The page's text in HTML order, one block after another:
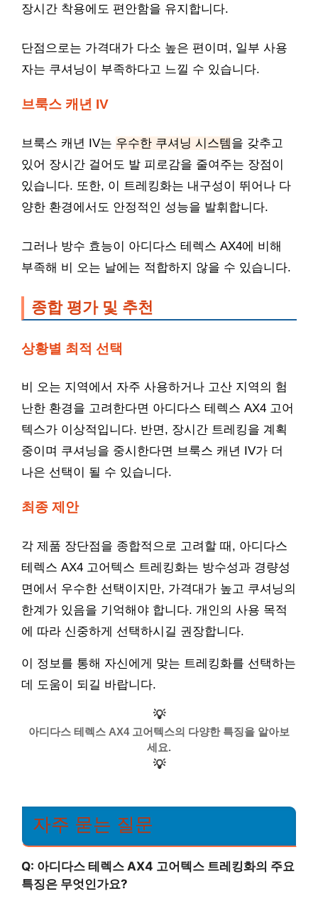
장시간 착용에도 편안함을 유지합니다.
단점으로는 가격대가 다소 높은 편이며, 일부 사용
자는 쿠셔닝이 부족하다고 느낄 수 있습니다.
브룩스 캐년 IV
브룩스 캐년 IV는 우수한 쿠셔닝 시스템을 갖추고
있어 장시간 걸어도 발 피로감을 줄여주는 장점이
있습니다. 또한, 이 트레킹화는 내구성이 뛰어나 다
양한 환경에서도 안정적인 성능을 발휘합니다.
그러나 방수 효능이 아디다스 테렉스 AX4에 비해
부족해 비 오는 날에는 적합하지 않을 수 있습니다.
종합 평가 및 추천
상황별 최적 선택
비 오는 지역에서 자주 사용하거나 고산 지역의 험
난한 환경을 고려한다면 아디다스 테렉스 AX4 고어
텍스가 이상적입니다. 반면, 장시간 트레킹을 계획
중이며 쿠셔닝을 중시한다면 브룩스 캐년 IV가 더
나은 선택이 될 수 있습니다.
최종 제안
각 제품 장단점을 종합적으로 고려할 때, 아디다스
테렉스 AX4 고어텍스 트레킹화는 방수성과 경량성
면에서 우수한 선택이지만, 가격대가 높고 쿠셔닝의
한계가 있음을 기억해야 합니다. 개인의 사용 목적
에 따라 신중하게 선택하시길 권장합니다.
이 정보를 통해 자신에게 맞는 트레킹화를 선택하는
데 도움이 되길 바랍니다.
💡
아디다스 테렉스 AX4 고어텍스의 다양한 특징을 알아보
세요.
💡
자주 묻는 질문
Q: 아디다스 테렉스 AX4 고어텍스 트레킹화의 주요
특징은 무엇인가요?